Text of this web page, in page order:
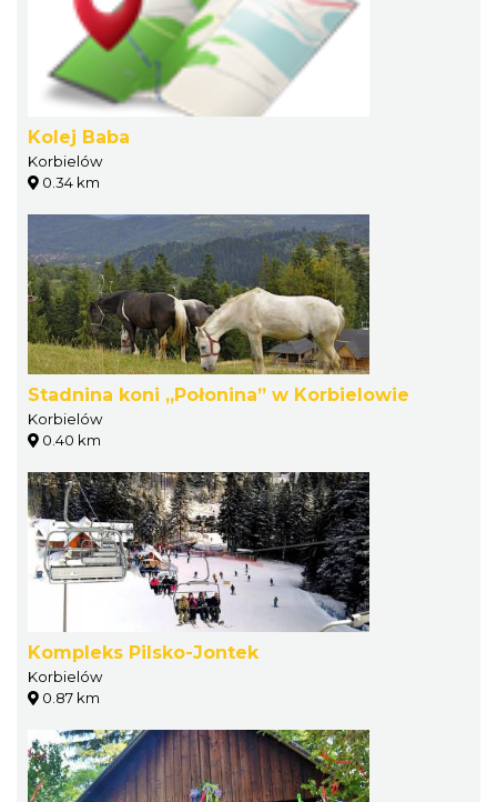
Kolej Baba
Korbielów
0.34 km
Stadnina koni „Połonina” w Korbielowie
Korbielów
0.40 km
Kompleks Pilsko-Jontek
Korbielów
0.87 km